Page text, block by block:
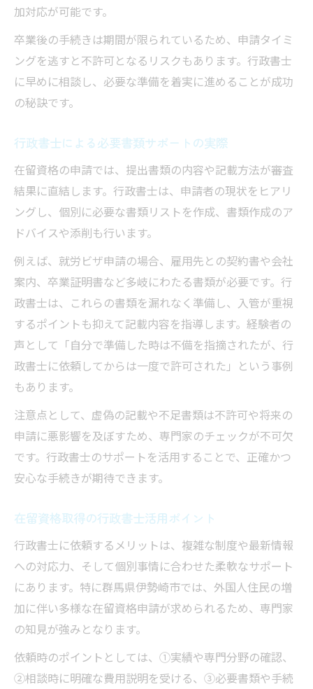
行政書士の申請代行が選ばれる理由
加対応が可能です。
卒業後の手続きは期間が限られているため、申請タイミ
ングを逃すと不許可となるリスクもあります。行政書士
に早めに相談し、必要な準備を着実に進めることが成功
の秘訣です。
行政書士による必要書類サポートの実際
在留資格の申請では、提出書類の内容や記載方法が審査
結果に直結します。行政書士は、申請者の現状をヒアリ
ングし、個別に必要な書類リストを作成、書類作成のア
ドバイスや添削も行います。
例えば、就労ビザ申請の場合、雇用先との契約書や会社
案内、卒業証明書など多岐にわたる書類が必要です。行
政書士は、これらの書類を漏れなく準備し、入管が重視
するポイントも抑えて記載内容を指導します。経験者の
声として「自分で準備した時は不備を指摘されたが、行
政書士に依頼してからは一度で許可された」という事例
もあります。
注意点として、虚偽の記載や不足書類は不許可や将来の
申請に悪影響を及ぼすため、専門家のチェックが不可欠
です。行政書士のサポートを活用することで、正確かつ
安心な手続きが期待できます。
在留資格取得の行政書士活用ポイント
行政書士に依頼するメリットは、複雑な制度や最新情報
への対応力、そして個別事情に合わせた柔軟なサポート
にあります。特に群馬県伊勢崎市では、外国人住民の増
加に伴い多様な在留資格申請が求められるため、専門家
の知見が強みとなります。
依頼時のポイントとしては、①実績や専門分野の確認、
②相談時に明確な費用説明を受ける、③必要書類や手続